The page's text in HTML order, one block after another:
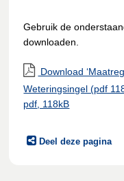
Gebruik de
downloaden.
Download
Weteringsingel (pdf 118
pdf , 118kB
Deel deze pagina